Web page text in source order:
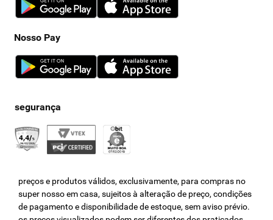
Nosso Pay
preços e produtos válidos, exclusivamente, para compras no
super nosso em casa, sujeitos à alteração de preço, condições
de pagamento e disponibilidade de estoque, sem aviso prévio.